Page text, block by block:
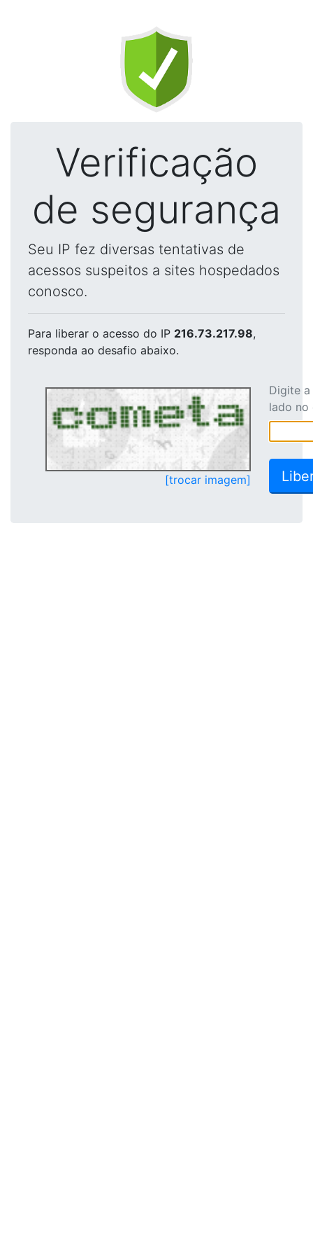
Verificação
de segurança
Seu IP fez diversas tentativas de
acessos suspeitos a sites hospedados
conosco.
Para liberar o acesso do IP 216.73.217.98,
responda ao desafio abaixo.
[trocar imagem]
Digite
lado no